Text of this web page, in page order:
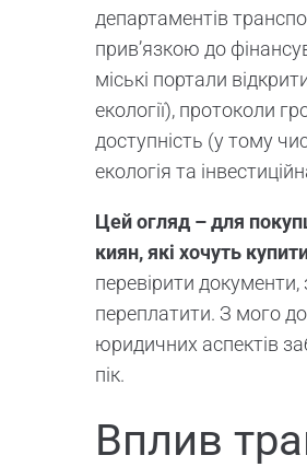
департаментів
прив’язкою до
міські портали
екології), протоколи
доступність (у тому
екологія та
Цей огляд – для
киян, які хочуть
перевірити документи,
переплатити. З мого
юридичних аспектів
пік.
Вплив